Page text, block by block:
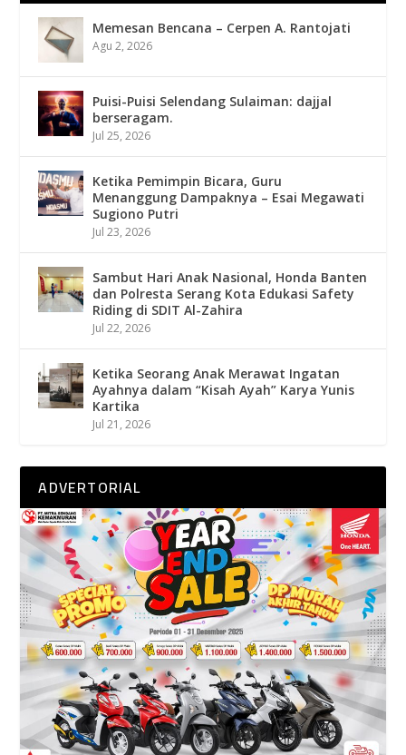
Memesan Bencana – Cerpen A. Rantojati
Agu 2, 2026
Puisi-Puisi Selendang Sulaiman: dajjal
berseragam.
Jul 25, 2026
Ketika Pemimpin Bicara, Guru
Menanggung Dampaknya – Esai Megawati
Sugiono Putri
Jul 23, 2026
Sambut Hari Anak Nasional, Honda Banten
dan Polresta Serang Kota Edukasi Safety
Riding di SDIT Al-Zahira
Jul 22, 2026
Ketika Seorang Anak Merawat Ingatan
Ayahnya dalam “Kisah Ayah” Karya Yunis
Kartika
Jul 21, 2026
ADVERTORIAL